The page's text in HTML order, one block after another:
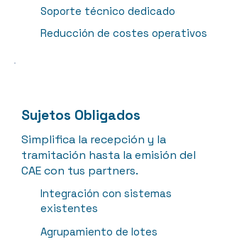
Soporte técnico dedicado
Reducción de costes operativos
Sujetos Obligados
Simplifica la recepción y la
tramitación hasta la emisión del
CAE con tus partners.
Integración con sistemas
existentes
Agrupamiento de lotes